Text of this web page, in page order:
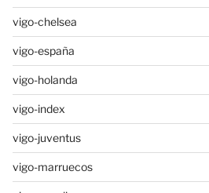
vigo-chelsea
vigo-españa
vigo-holanda
vigo-index
vigo-juventus
vigo-marruecos